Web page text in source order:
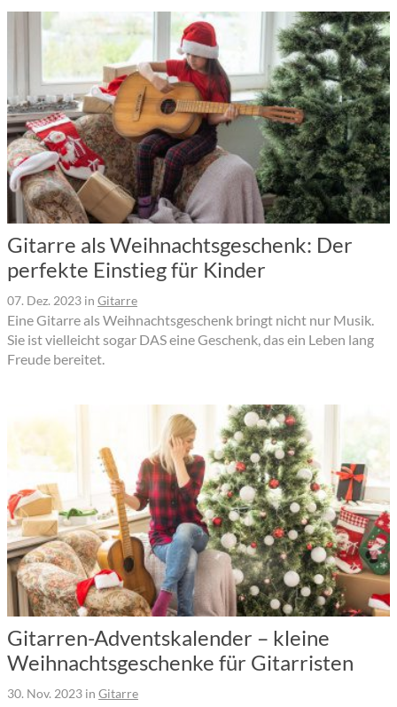
Gitarre als Weihnachtsgeschenk: Der
perfekte Einstieg für Kinder
07. Dez. 2023 in Gitarre
Eine Gitarre als Weihnachtsgeschenk bringt nicht nur Musik.
Sie ist vielleicht sogar DAS eine Geschenk, das ein Leben lang
Freude bereitet.
Gitarren-Adventskalender – kleine
Weihnachtsgeschenke für Gitarristen
30. Nov. 2023 in Gitarre